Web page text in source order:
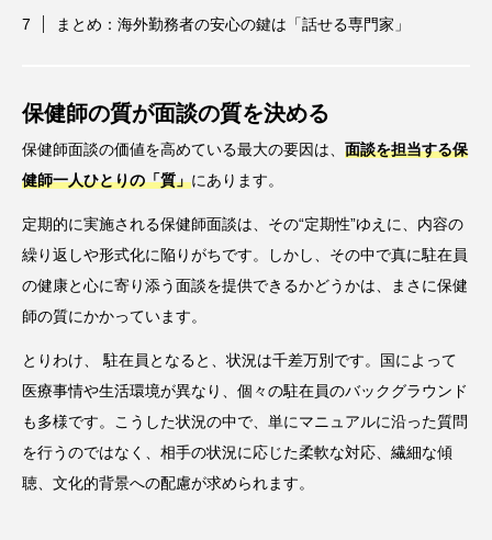
まとめ：海外勤務者の安心の鍵は「話せる専門家」
保健師の質が面談の質を決める
保健師面談の価値を高めている最大の要因は、 面談を担当する保
健師一人ひとりの「質」にあります。
定期的に実施される保健師面談は、その“定期性”ゆえに、内容の
繰り返しや形式化に陥りがちです。しかし、その中で真に駐在員
の健康と心に寄り添う面談を提供できるかどうかは、まさに保健
師の質にかかっています。
とりわけ、 駐在員となると、状況は千差万別です。国によって
医療事情や生活環境が異なり、個々の駐在員のバックグラウンド
も多様です。こうした状況の中で、単にマニュアルに沿った質問
を行うのではなく、相手の状況に応じた柔軟な対応、繊細な傾
聴、文化的背景への配慮が求められます。